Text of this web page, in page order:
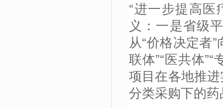
“进一步提高
义：一是省级
从“价格决定者
联体”“医共体
项目在各地推
分类采购下的